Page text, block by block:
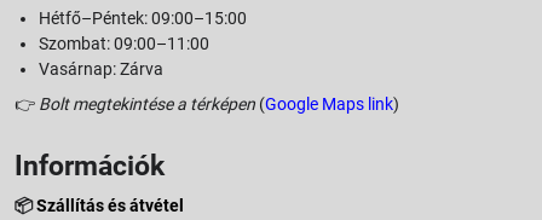
Hétfő–Péntek: 09:00–15:00
Szombat: 09:00–11:00
Vasárnap: Zárva
👉 Bolt megtekintése a térképen (Google Maps link)
Információk
📦Szállítás és átvétel